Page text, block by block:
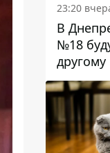
23:20
В
№18
другому